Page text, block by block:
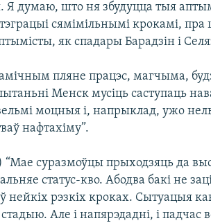
Я думаю, што ня збудуцца тыя
сямімільнымі крокамі,
як спадары Барадзін і
пляне працэс, магчыма,
Менск мусіць саступаць
моцныя і, напрыклад, ужо
нафтахіму”.
“Мае суразмоўцы прыходзяць да
статус-кво. Абодва бакі не
нейкіх рэзкіх кроках. Сытуацыя
Але і напярэдадні, і падчас